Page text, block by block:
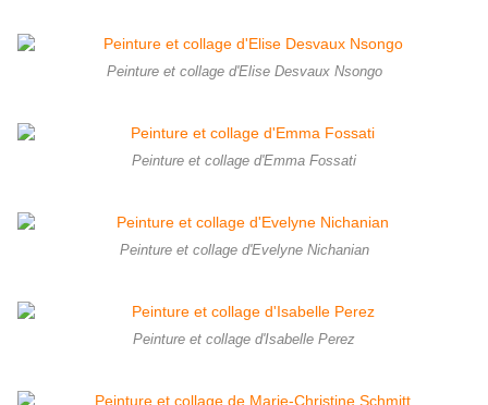
Peinture et collage d'Elise Desvaux Nsongo
Peinture et collage d'Emma Fossati
Peinture et collage d'Evelyne Nichanian
Peinture et collage d'Isabelle Perez